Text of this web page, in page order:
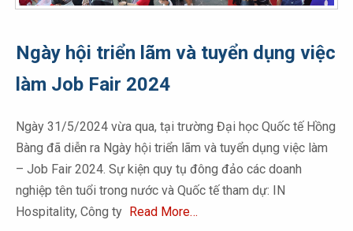
Ngày hội triển lãm và tuyển dụng việc
làm Job Fair 2024
Ngày 31/5/2024 vừa qua, tại trường Đại học Quốc tế Hồng
Bàng đã diễn ra Ngày hội triển lãm và tuyển dụng việc làm
– Job Fair 2024. Sự kiện quy tụ đông đảo các doanh
nghiệp tên tuổi trong nước và Quốc tế tham dự: IN
Hospitality, Công ty Read More…